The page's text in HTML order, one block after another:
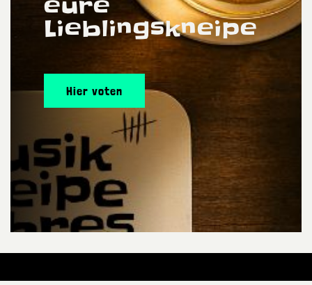
eure
Lieblingskneipe
Hier voten